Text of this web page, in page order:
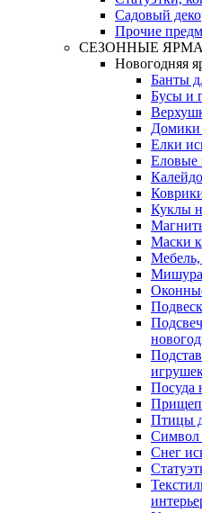
Садовый
Прочие
СЕЗОННЫЕ
Новогодняя
Банты
Бусы и
Домики
Елки
Еловые
Куклы
Маски
Посуда
Птицы
Символ
Снег